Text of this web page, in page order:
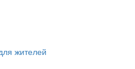
жителей